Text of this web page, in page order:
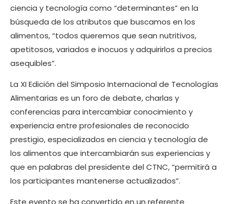
ciencia y tecnología como “determinantes” en la
búsqueda de los atributos que buscamos en los
alimentos, “todos queremos que sean nutritivos,
apetitosos, variados e inocuos y adquirirlos a precios
asequibles”.
La XI Edición del Simposio Internacional de Tecnologías
Alimentarias es un foro de debate, charlas y
conferencias para intercambiar conocimiento y
experiencia entre profesionales de reconocido
prestigio, especializados en ciencia y tecnología de
los alimentos que intercambiarán sus experiencias y
que en palabras del presidente del CTNC, “permitirá a
los participantes mantenerse actualizados”.